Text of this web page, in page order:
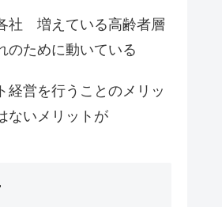
社 増えている高齢者層
のために動いている
経営を行うことのメリッ
ないメリットが